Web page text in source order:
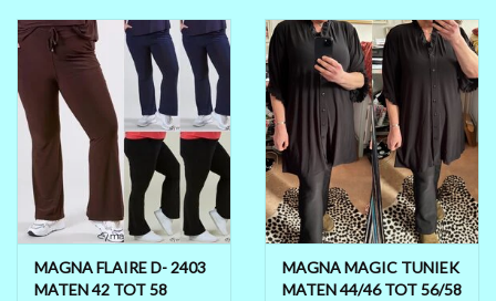
MAGNA FLAIRE D- 2403
MATEN 42 TOT 58
MAGNA MAGIC TUNIEK
MATEN 44/46 TOT 56/58